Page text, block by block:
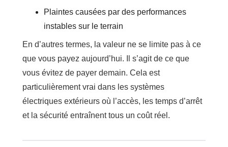
Plaintes causées par des performances
instables sur le terrain
En d’autres termes, la valeur ne se limite pas à ce
que vous payez aujourd’hui. Il s’agit de ce que
vous évitez de payer demain. Cela est
particulièrement vrai dans les systèmes
électriques extérieurs où l’accès, les temps d’arrêt
et la sécurité entraînent tous un coût réel.